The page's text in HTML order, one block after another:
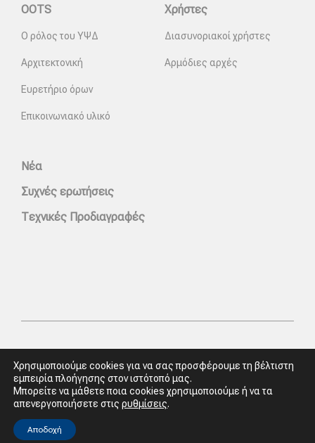
OOTS
Ο ρόλος του ΥΨΔ
Αρχιτεκτονική
Ευρετήριο όρων
Επικοινωνιακό υλικό
Χρήστες
Διασυνοριακοί χρήστες
Αρμόδιες αρχές
Νέα
Συχνές ερωτήσεις
Τεχνικές Προδιαγραφές
Πολιτική απορρήτου & συμμόρφωση GDPR
Χρησιμοποιούμε cookies για να σας προσφέρουμε τη βέλτιστη
εμπειρία πλοήγησης στον ιστότοπό μας.
Μπορείτε να μάθετε ποια cookies χρησιμοποιούμε ή να τα
απενεργοποιήσετε στις ρυθμίσεις.
Αποδοχή